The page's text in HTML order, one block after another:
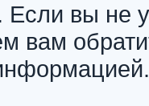
вы не
вам